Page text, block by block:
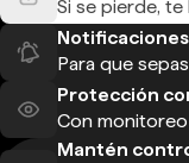
Si se pierde,
Para que
Protección
Con
Mantén